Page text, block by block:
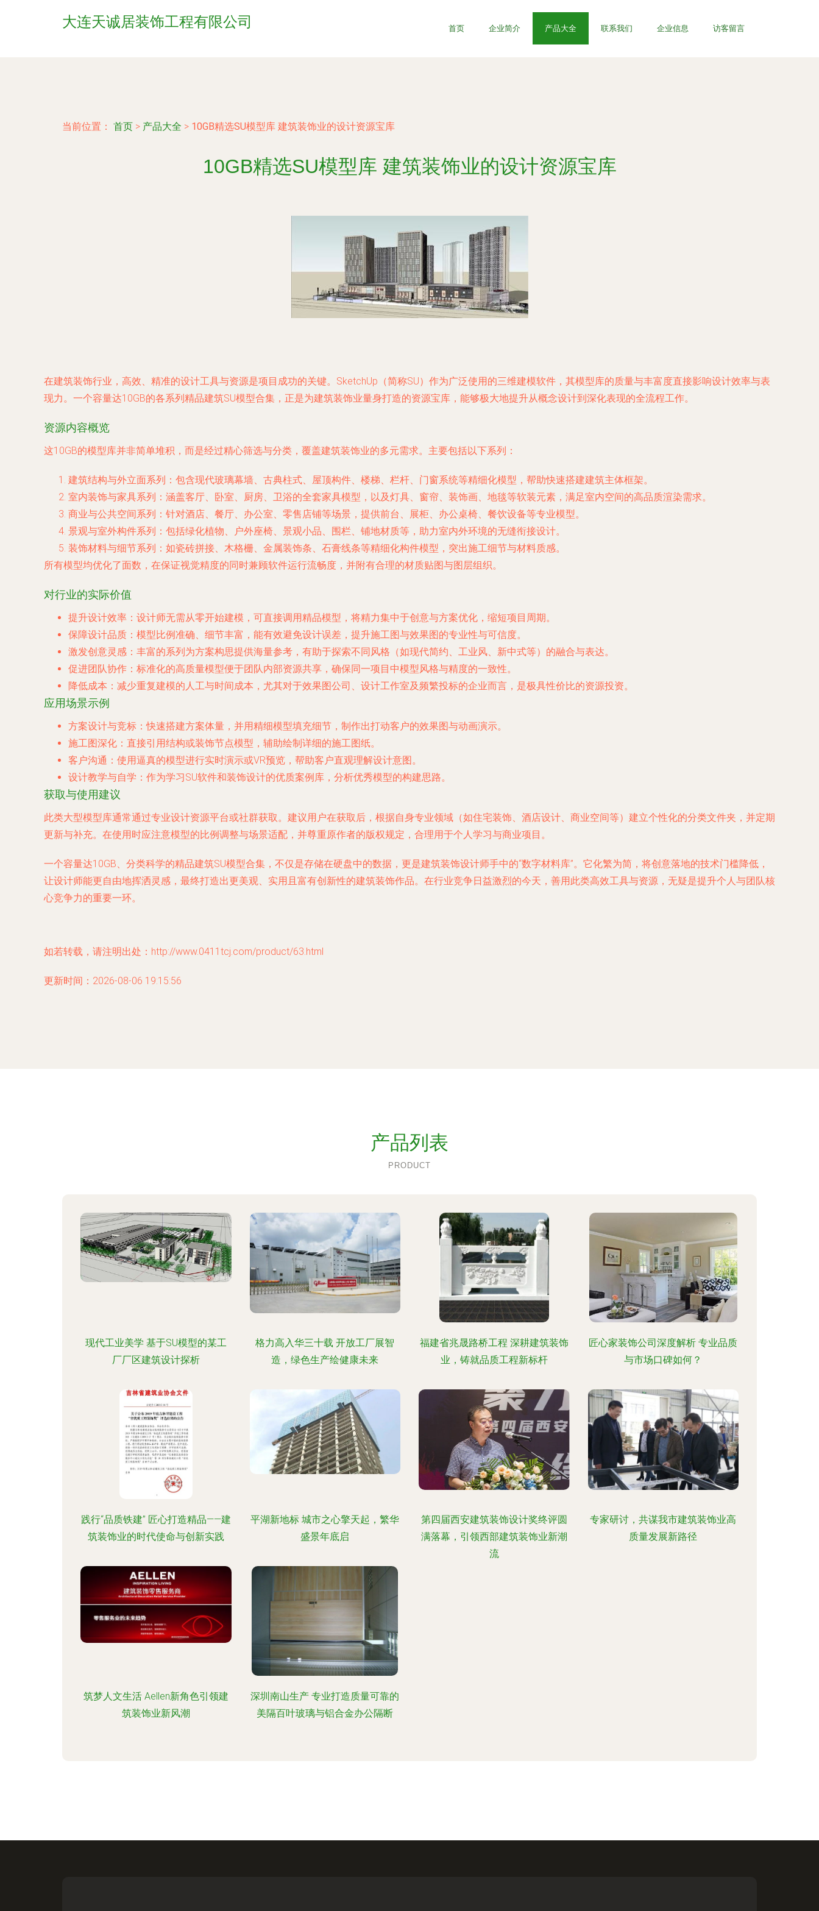
大连天诚居装饰工程有限公司 首页 企业简介 产品大全 联系我们 企业信息 访客留言
当前位置： 首页 > 产品大全 > 10GB精选SU模型库 建筑装饰业的设计资源宝库
10GB精选SU模型库 建筑装饰业的设计资源宝库
在建筑装饰行业，高效、精准的设计工具与资源是项目成功的关键。SketchUp（简称SU）作为广泛使用的三维建模软件，其模型库的质量与丰富度直接影响设计效率与表
现力。一个容量达10GB的各系列精品建筑SU模型合集，正是为建筑装饰业量身打造的资源宝库，能够极大地提升从概念设计到深化表现的全流程工作。
资源内容概览
这10GB的模型库并非简单堆积，而是经过精心筛选与分类，覆盖建筑装饰业的多元需求。主要包括以下系列：
建筑结构与外立面系列 ：包含现代玻璃幕墙、古典柱式、屋顶构件、楼梯、栏杆、门窗系统等精细化模型，帮助快速搭建建筑主体框架。
室内装饰与家具系列 ：涵盖客厅、卧室、厨房、卫浴的全套家具模型，以及灯具、窗帘、装饰画、地毯等软装元素，满足室内空间的高品质渲染需求。
商业与公共空间系列 ：针对酒店、餐厅、办公室、零售店铺等场景，提供前台、展柜、办公桌椅、餐饮设备等专业模型。
景观与室外构件系列 ：包括绿化植物、户外座椅、景观小品、围栏、铺地材质等，助力室内外环境的无缝衔接设计。
装饰材料与细节系列 ：如瓷砖拼接、木格栅、金属装饰条、石膏线条等精细化构件模型，突出施工细节与材料质感。
所有模型均优化了面数，在保证视觉精度的同时兼顾软件运行流畅度，并附有合理的材质贴图与图层组织。
对行业的实际价值
提升设计效率 ：设计师无需从零开始建模，可直接调用精品模型，将精力集中于创意与方案优化，缩短项目周期。
保障设计品质 ：模型比例准确、细节丰富，能有效避免设计误差，提升施工图与效果图的专业性与可信度。
激发创意灵感 ：丰富的系列为方案构思提供海量参考，有助于探索不同风格（如现代简约、工业风、新中式等）的融合与表达。
促进团队协作 ：标准化的高质量模型便于团队内部资源共享，确保同一项目中模型风格与精度的一致性。
降低成本 ：减少重复建模的人工与时间成本，尤其对于效果图公司、设计工作室及频繁投标的企业而言，是极具性价比的资源投资。
应用场景示例
方案设计与竞标 ：快速搭建方案体量，并用精细模型填充细节，制作出打动客户的效果图与动画演示。
施工图深化 ：直接引用结构或装饰节点模型，辅助绘制详细的施工图纸。
客户沟通 ：使用逼真的模型进行实时演示或VR预览，帮助客户直观理解设计意图。
设计教学与自学 ：作为学习SU软件和装饰设计的优质案例库，分析优秀模型的构建思路。
获取与使用建议
此类大型模型库通常通过专业设计资源平台或社群获取。建议用户在获取后，根据自身专业领域（如住宅装饰、酒店设计、商业空间等）建立个性化的分类文件夹，并定期
更新与补充。在使用时应注意模型的比例调整与场景适配，并尊重原作者的版权规定，合理用于个人学习与商业项目。
一个容量达10GB、分类科学的精品建筑SU模型合集，不仅是存储在硬盘中的数据，更是建筑装饰设计师手中的“数字材料库”。它化繁为简，将创意落地的技术门槛降低，
让设计师能更自由地挥洒灵感，最终打造出更美观、实用且富有创新性的建筑装饰作品。在行业竞争日益激烈的今天，善用此类高效工具与资源，无疑是提升个人与团队核
心竞争力的重要一环。
如若转载，请注明出处：http://www.0411tcj.com/product/63.html
更新时间：2026-08-06 19:15:56
产品列表
PRODUCT
现代工业美学 基于SU模型的某工
厂厂区建筑设计探析
格力高入华三十载 开放工厂展智
造，绿色生产绘健康未来
福建省兆晟路桥工程 深耕建筑装饰
业，铸就品质工程新标杆
匠心家装饰公司深度解析 专业品质
与市场口碑如何？
践行“品质铁建” 匠心打造精品——建
筑装饰业的时代使命与创新实践
平湖新地标 城市之心擎天起，繁华
盛景年底启
第四届西安建筑装饰设计奖终评圆
满落幕，引领西部建筑装饰业新潮
流
专家研讨，共谋我市建筑装饰业高
质量发展新路径
筑梦人文生活 Aellen新角色引领建
筑装饰业新风潮
深圳南山生产 专业打造质量可靠的
美隔百叶玻璃与铝合金办公隔断